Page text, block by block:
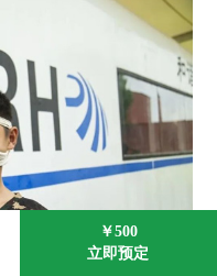
￥500
立即预定